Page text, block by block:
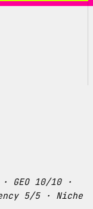
GEO 10/10 ·
5/5 · Niche